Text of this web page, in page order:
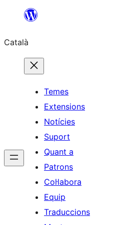
contingut
Català
Temes
Extensions
Notícies
Suport
Quant a
Patrons
Col·labora
Equip
Traduccions